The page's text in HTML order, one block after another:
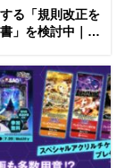
る「規則改正を
」を検討中｜貸
法の制定等の意